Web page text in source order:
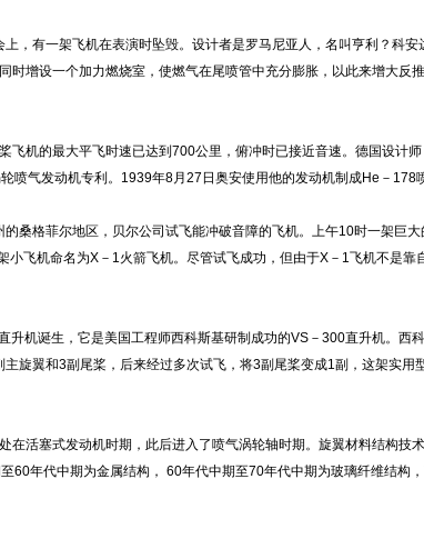
有一架飞机在表演时坠毁。设计者是罗马尼亚人，名叫亨利？科安
时增设一个加力燃烧室，使燃气在尾喷管中充分膨胀，以此来增大反
机的最大平飞时速已达到700公里，俯冲时已接近音速。德国设计师
喷气发动机专利。1939年8月27日奥安使用他的发动机制成He－178
格菲尔地区，贝尔公司试飞能冲破音障的飞机。上午10时一架巨大
小飞机命名为X－1火箭飞机。尽管试飞成功，但由于X－1飞机不是靠
机诞生，它是美国工程师西科斯基研制成功的VS－300直升机。西
旋翼和3副尾桨，后来经过多次试飞，将3副尾桨变成1副，这架实用
活塞式发动机时期，此后进入了喷气涡轮轴时期。旋翼材料结构技
60年代中期为金属结构， 60年代中期至70年代中期为玻璃纤维结构